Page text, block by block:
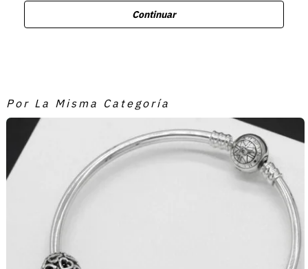
Continuar
Por La Misma Categoría